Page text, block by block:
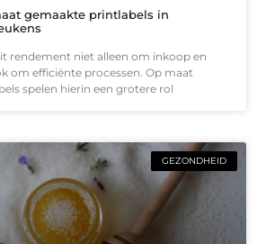
gemaakte printlabels in
rendement niet alleen om inkoop en
om efficiënte processen. Op maat
spelen hierin een grotere rol
GEZONDHEID